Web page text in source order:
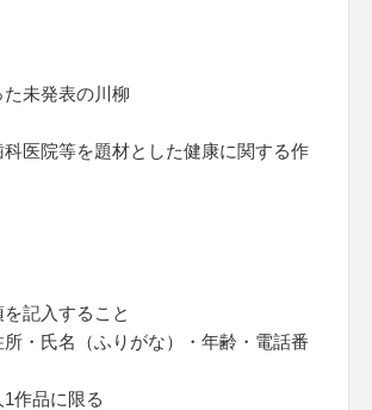
未発表の川柳
医院等を題材とした健康に関する作
記入すること
・氏名（ふりがな）・年齢・電話番
作品に限る